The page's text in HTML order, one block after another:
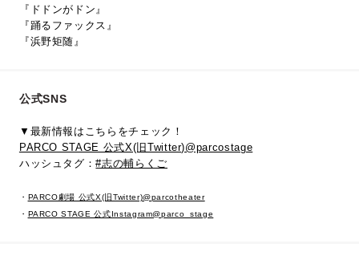
『ドドンがドン』
『踊るファックス』
『浜野矩随』
公式SNS
▼最新情報はこちらをチェック！
PARCO STAGE 公式X(旧Twitter)@parcostage
ハッシュタグ：#志の輔らくご
・ PARCO劇場 公式X(旧Twitter)@parcotheater
・ PARCO STAGE 公式Instagram@parco_stage